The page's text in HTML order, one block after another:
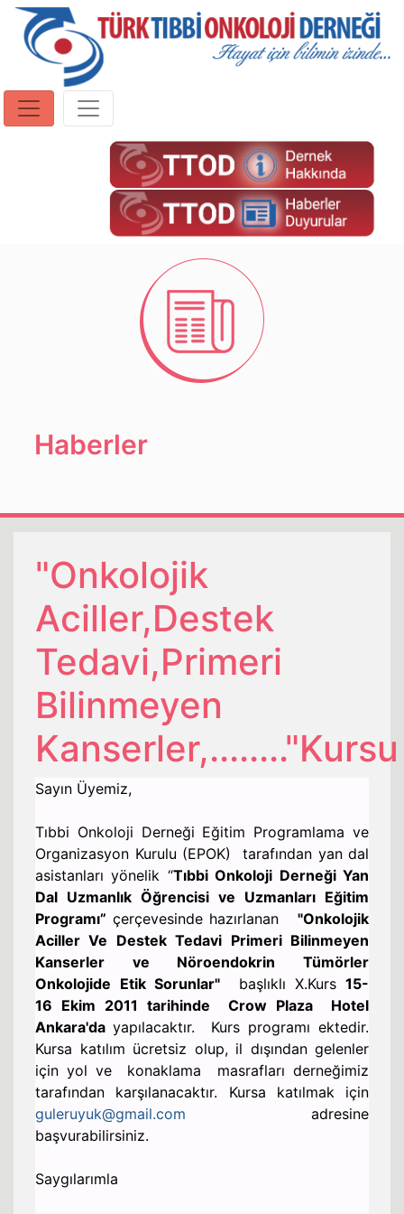
Haberler
"Onkolojik
Aciller,Destek
Tedavi,Primeri
Bilinmeyen
Kanserler,........"Kursu
Sayın Üyemiz,
Tıbbi Onkoloji Derneği Eğitim Programlama ve
Organizasyon Kurulu (EPOK) tarafından yan dal
asistanları yönelik “Tıbbi Onkoloji Derneği Yan
Dal Uzmanlık Öğrencisi ve Uzmanları Eğitim
Programı” çerçevesinde hazırlanan
"Onkolojik
Aciller Ve Destek Tedavi Primeri Bilinmeyen
Kanserler ve Nöroendokrin Tümörler
Onkolojide Etik Sorunlar"
başlıklı X.Kurs 15-
16 Ekim 2011 tarihinde Crow Plaza Hotel
Ankara'da yapılacaktır. Kurs programı ektedir.
Kursa katılım ücretsiz olup, il dışından gelenler
için yol ve konaklama masrafları derneğimiz
tarafından karşılanacaktır. Kursa katılmak için
guleruyuk@gmail.com adresine
başvurabilirsiniz.
Saygılarımla